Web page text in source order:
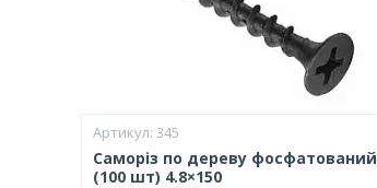
345
Саморіз по дереву фосфатований
(100 шт) 4.8×150